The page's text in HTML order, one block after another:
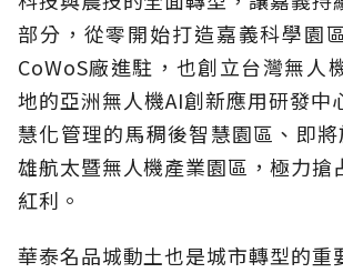
部分，從零開始打造嘉義科學園
CoWoS廠進駐，也創立台灣無人
地的亞洲無人機AI創新應用研發中
慧化管理的馬稠後智慧園區、即
雄航太暨無人機產業園區，極力搶
紅利。
華泰名品城動土也是城市轉型的重